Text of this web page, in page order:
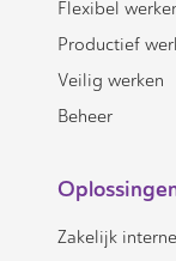
Flexibel
Productief
Veilig werken
Beheer
Zakelijk